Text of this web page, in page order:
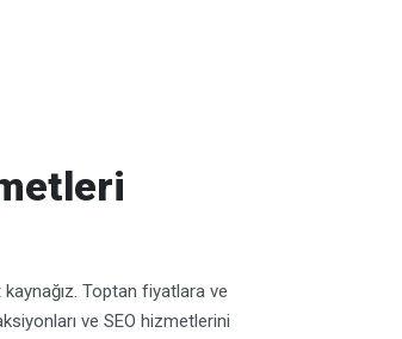
Toptan fiyatlara ve
ve SEO hizmetlerini